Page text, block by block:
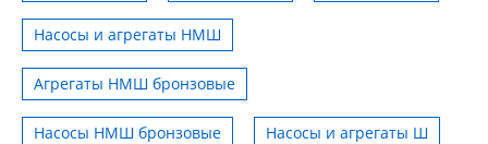
Насосы и агрегаты НМШ
Агрегаты НМШ бронзовые
Насосы НМШ бронзовые Насосы и агрегаты Ш